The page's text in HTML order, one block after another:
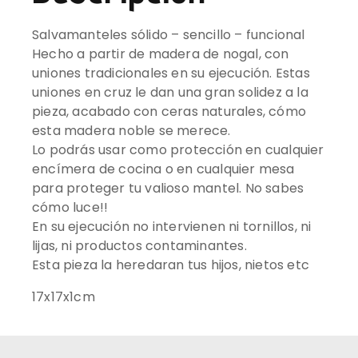
Salvamanteles sólido – sencillo – funcional
Hecho a partir de madera de nogal, con
uniones tradicionales en su ejecución. Estas
uniones en cruz le dan una gran solidez a la
pieza, acabado con ceras naturales, cómo
esta madera noble se merece.
Lo podrás usar como protección en cualquier
encímera de cocina o en cualquier mesa
para proteger tu valioso mantel. No sabes
cómo luce!!
En su ejecución no intervienen ni tornillos, ni
lijas, ni productos contaminantes.
Esta pieza la heredaran tus hijos, nietos etc
17x17x1cm